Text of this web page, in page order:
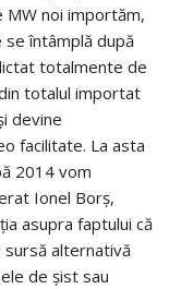
noi importăm,
se întâmplă după
totalmente de
totalul importat
devine
facilitate. La asta
2014 vom
Ionel Borș,
asupra faptului că
sursă alternativă
de șist sau